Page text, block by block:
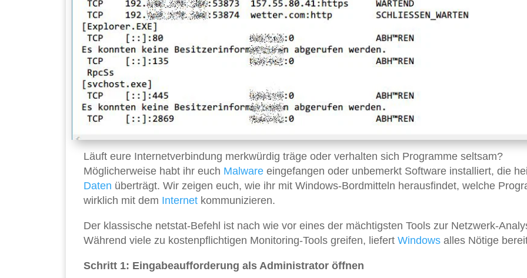
Läuft eure Internetverbindung merkwürdig träge oder verhalten sich Programme seltsam?
Möglicherweise habt ihr euch Malware eingefangen oder unbemerkt Software installiert, die
Daten überträgt. Wir zeigen euch, wie ihr mit Windows-Bordmitteln herausfindet, welche
wirklich mit dem Internet kommunizieren.
Der klassische netstat-Befehl ist nach wie vor eines der mächtigsten Tools zur Netzwerk-
Während viele zu kostenpflichtigen Monitoring-Tools greifen, liefert Windows alles Nötige
Schritt 1: Eingabeaufforderung als Administrator öffnen